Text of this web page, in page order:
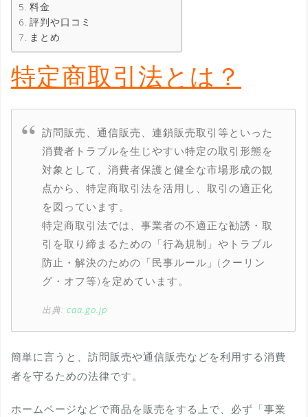
料金
評判や口コミ
まとめ
特定商取引法とは？
訪問販売、通信販売、連鎖販売取引等といった
消費者トラブルを生じやすい特定の取引形態を
対象として、消費者保護と健全な市場形成の観
点から、特定商取引法を活用し、取引の適正化
を図っています。
特定商取引法では、事業者の不適正な勧誘・取
引を取り締まるための「行為規制」やトラブル
防止・解決のための「民事ルール」(クーリン
グ・オフ等)を定めています。
出典: caa.go.jp
簡単に言うと、訪問販売や通信販売などを利用する消費
者を守るための法律です。
ホームページなどで商品を販売をする上で、必ず「事業